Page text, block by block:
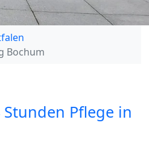
Bochum
Pflege in